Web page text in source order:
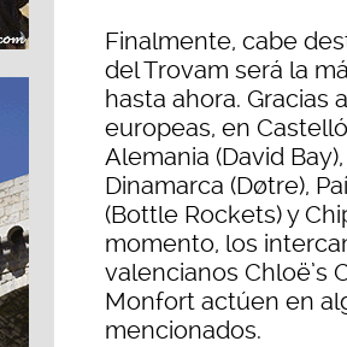
Finalmente, cabe
del Trovam será la
hasta ahora. Gracias
europeas, en
Alemania (David
Dinamarca (Døtre),
(Bottle Rockets) y
momento, los
valencianos Chloë’s
Monfort actúen en
mencionados.